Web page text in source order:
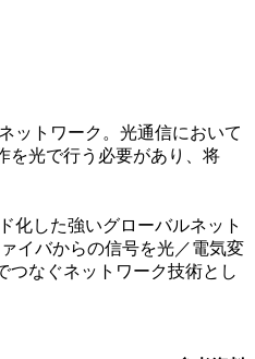
ットワーク。光通信において
を光で行う必要があり、将
化した強いグローバルネット
イバからの信号を光／電気変
つなぐネットワーク技術とし